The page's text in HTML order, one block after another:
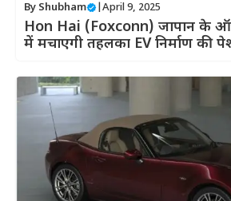
By Shubham April 9, 2025
Hon Hai (Foxconn) जापान के
में मचाएगी तहलका EV निर्माण की